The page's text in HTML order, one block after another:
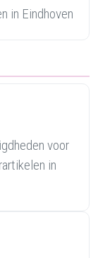
in Eindhoven
voor
in